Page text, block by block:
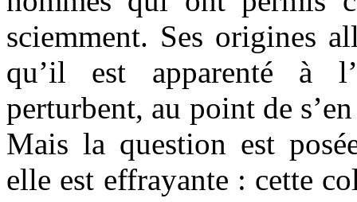
sciemment. Ses origines
qu’il est apparenté à
perturbent, au point de
Mais la question est
elle est effrayante : cette